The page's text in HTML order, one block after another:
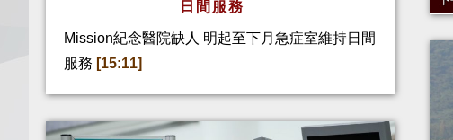
日間服務
Mission紀念醫院缺人 明起至下月急症室維持日間
服務 [15:11]